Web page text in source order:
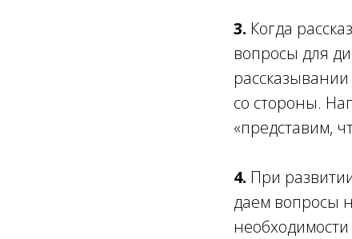
3. Когда
вопросы для
со стороны.
«представим,
4. При
даем вопросы